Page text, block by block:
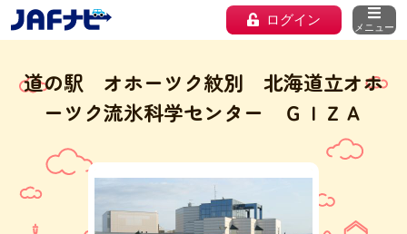
ログイン メニュー
道の駅 オホーツク紋別 北海道立オホ
ーツク流氷科学センター ＧＩＺＡ